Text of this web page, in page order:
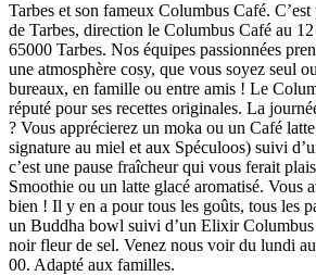
Tarbes et son fameux Columbus Café.
de Tarbes, direction le Columbus Café au 12
65000 Tarbes. Nos équipes passionnées
une atmosphère cosy, que vous soyez seul
bureaux, en famille ou entre amis ! Le
réputé pour ses recettes originales. La
? Vous apprécierez un moka ou un Café
signature au miel et aux Spéculoos) suivi
c’est une pause fraîcheur qui vous ferait
Smoothie ou un latte glacé aromatisé. Vous
bien ! Il y en a pour tous les goûts, tous les
un Buddha bowl suivi d’un Elixir
noir fleur de sel. Venez nous voir du lundi
00. Adapté aux familles.